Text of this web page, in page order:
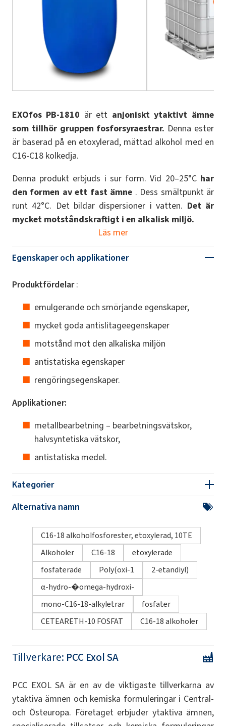
EXOfos PB-1810 är ett anjoniskt ytaktivt ämne
som tillhör gruppen fosforsyraestrar. Denna ester
är baserad på en etoxylerad, mättad alkohol med en
C16-C18 kolkedja.
Denna produkt erbjuds i sur form. Vid 20–25°C har
den formen av ett fast ämne . Dess smältpunkt är
runt 42°C. Det bildar dispersioner i vatten. Det är
mycket motståndskraftigt i en alkalisk miljö.
Läs mer
Egenskaper och applikationer
Produktfördelar:
emulgerande och smörjande egenskaper,
mycket goda antislitageegenskaper
motstånd mot den alkaliska miljön
antistatiska egenskaper
rengöringsegenskaper.
Applikationer:
metallbearbetning – bearbetningsvätskor,
halvsyntetiska vätskor,
antistatiska medel.
Kategorier
Alternativa namn
C16-18 alkoholfosforester, etoxylerad, 10TE
Alkoholer
C16-18
etoxylerade
fosfaterade
Poly(oxi-1
2-etandiyl)
α-hydro-�omega-hydroxi-
mono-C16-18-alkyletrar
fosfater
CETEARETH-10 FOSFAT
C16-18 alkoholer
Tillverkare: PCC Exol SA
PCC EXOL SA är en av de viktigaste tillverkarna av
ytaktiva ämnen och kemiska formuleringar i Central-
och Östeuropa. Företaget erbjuder ytaktiva ämnen,